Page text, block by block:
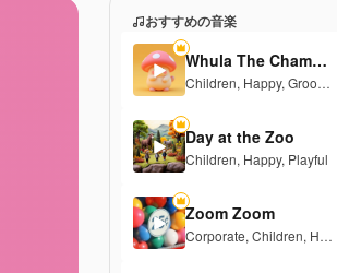
おすすめの音楽
Whula The Champi Dog
Children, Happy, Groovy
Day at the Zoo
Children, Happy, Playful
Zoom Zoom
Corporate, Children, Happy